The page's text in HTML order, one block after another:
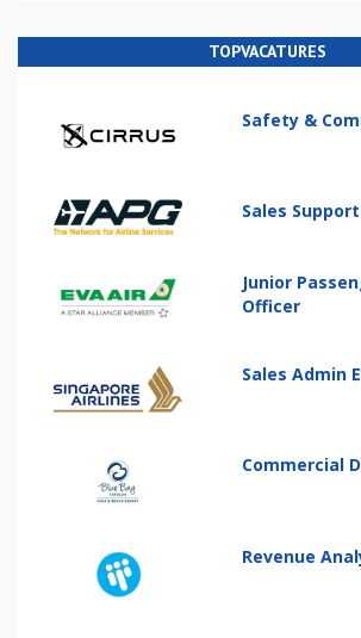
TOPVACATURES
Safety &
Sales
Junior
Officer
Sales Admin
Commercial
Revenue